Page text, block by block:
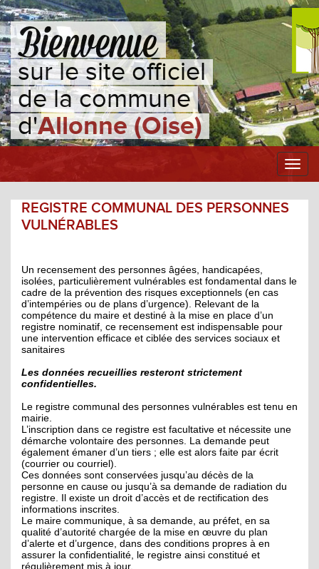
sur le site officiel
de la commune
d'Allonne (Oise)
REGISTRE COMMUNAL DES PERSONNES
VULNÉRABLES
Un recensement des personnes âgées, handicapées,
isolées, particulièrement vulnérables est fondamental dans le
cadre de la prévention des risques exceptionnels (en cas
d’intempéries ou de plans d’urgence). Relevant de la
compétence du maire et destiné à la mise en place d’un
registre nominatif, ce recensement est indispensable pour
une intervention efficace et ciblée des services sociaux et
sanitaires
Les données recueillies resteront strictement
confidentielles.
Le registre communal des personnes vulnérables est tenu en
mairie.
L’inscription dans ce registre est facultative et nécessite une
démarche volontaire des personnes. La demande peut
également émaner d’un tiers ; elle est alors faite par écrit
(courrier ou courriel).
Ces données sont conservées jusqu’au décès de la
personne en cause ou jusqu’à sa demande de radiation du
registre. Il existe un droit d’accès et de rectification des
informations inscrites.
Le maire communique, à sa demande, au préfet, en sa
qualité d’autorité chargée de la mise en œuvre du plan
d’alerte et d’urgence, dans des conditions propres à en
assurer la confidentialité, le registre ainsi constitué et
régulièrement mis à jour.